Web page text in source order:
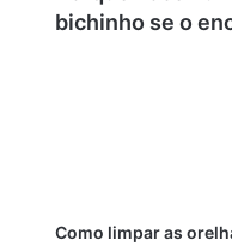
bichinho se o
Como limpar as